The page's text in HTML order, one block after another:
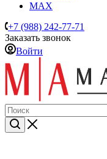
MAX
+7 (988) 242-77-71
Заказать звонок
Войти